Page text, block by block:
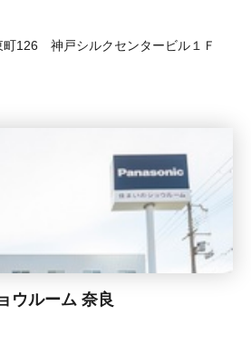
町126 神戸シルクセンタービル１Ｆ
ウルーム 奈良